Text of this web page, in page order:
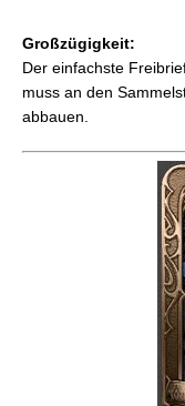
Großzügigkeit:
Der einfachste
muss an den
abbauen.